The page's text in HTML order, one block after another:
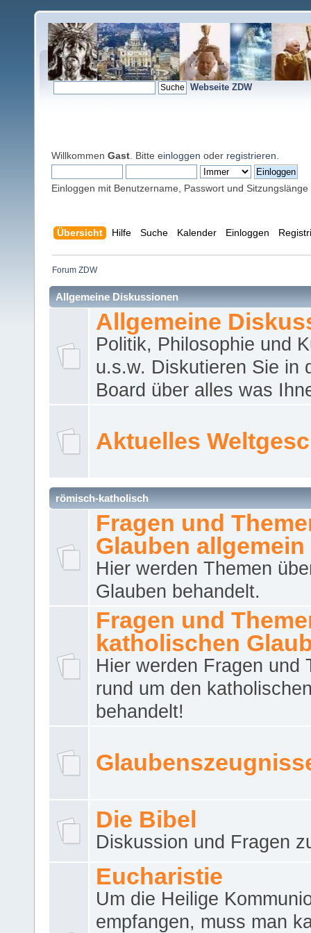
Webseite ZDW
Willkommen Gast . Bitte einloggen oder registrieren
Einloggen mit Benutzername, Passwort und Sitzungslänge
Übersicht Hilfe Suche Kalender Einloggen
Forum ZDW
Allgemeine Diskussionen
Allgemeine
Politik, Philosophie und
u.s.w. Diskutieren Sie in
Board über alles was
Aktuelles
römisch-katholisch
Fragen und
Glauben allgemein
Hier werden Themen
Glauben behandelt.
Fragen und
katholischen
Hier werden Fragen und
rund um den
behandelt!
Die Bibel
Diskussion und Fragen
Eucharistie
Um die Heilige
empfangen, muss man